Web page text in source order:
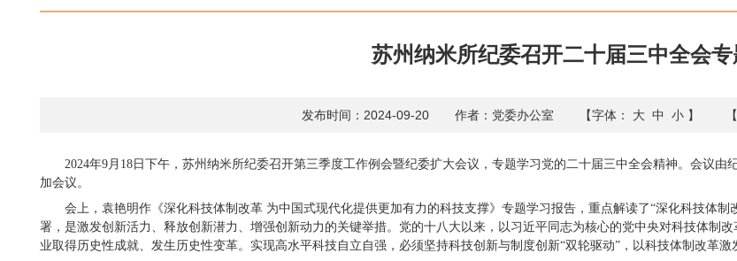
苏州纳米所纪委召开二十届三中全会
发布时间：2024-09-20 作者：党委办公室 【字体： 大 中 小 】
2024年9月18日下午，苏州纳米所纪委召开第三季度工作例会暨纪委扩大会议，专题学习党的二十届三中全会精神。会议
加会议。
会上，袁艳明作《深化科技体制改革 为中国式现代化提供更加有力的科技支撑》专题学习报告，重点解读了“深化科技体
署，是激发创新活力、释放创新潜力、增强创新动力的关键举措。党的十八大以来，以习近平同志为核心的党中央对科技体制
业取得历史性成就、发生历史性变革。实现高水平科技自立自强，必须坚持科技创新与制度创新“双轮驱动”，以科技体制改革激